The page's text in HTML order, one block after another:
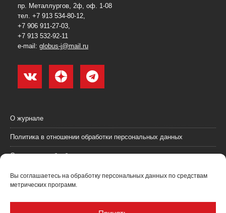
Вы соглашаетесь на обработку персональных данных по средствам
метрических программ.
пр. Металлургов, 2ф, оф. 1-08
тел. +7 913 534-80-12,
+7 906 911-27-03,
+7 913 532-92-11
e-mail: globus-j@mail.ru
О журнале
Политика в отношении обработки персональных данных
Согласие на обработку персональных данных
Пользовательское соглашение (оферта)